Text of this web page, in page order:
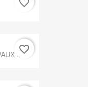
ET...
favorite_border